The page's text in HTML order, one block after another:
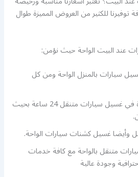
توفيرنا للكثير من العروض المميزة طوال
عند البيت الواحة حيث نؤمن:
سيارات بالمنزل الواحة ومن كل
نوفر أيضا خدمتنا المميزة في غسيل سيارات متنقل 24 ساعة بحيث
وأيضا غسيل كشنات سيارات الواحة.
متنقل بالواحة مع كافة خدمات
وجودة عالية